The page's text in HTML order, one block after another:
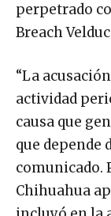
perpetrado
Breach
“La
actividad
causa que
que depende
comunicado.
Chihuahua